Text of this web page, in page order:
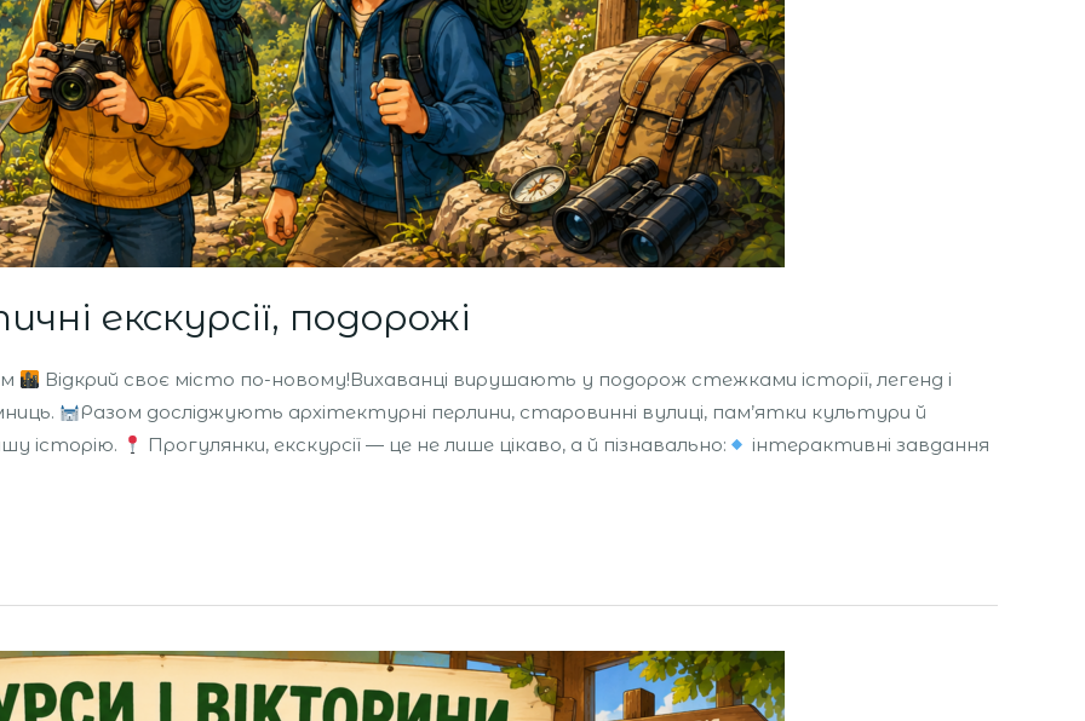
екскурсії, подорожі
Відкрий своє місто по-новому!Вихаванці вирушають у подорож стежками історії, легенд і
Разом досліджують архітектурні перлини, старовинні вулиці, пам’ятки культури й
історію.
Прогулянки, екскурсії — це не лише цікаво, а й пізнавально:
інтерактивні завдання